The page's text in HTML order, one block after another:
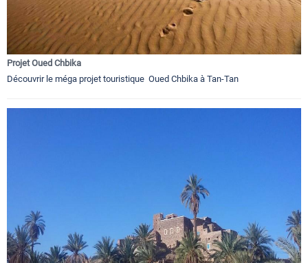
Projet Oued Chbika
Découvrir le méga projet touristique Oued Chbika à Tan-Tan